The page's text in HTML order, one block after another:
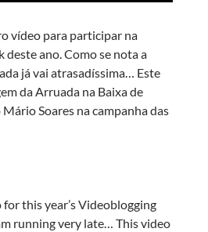
vídeo para participar na
ano. Como se nota a
já vai atrasadíssima… Este
da Arruada na Baixa de
Soares na campanha das
this year’s Videoblogging
running very late… This video